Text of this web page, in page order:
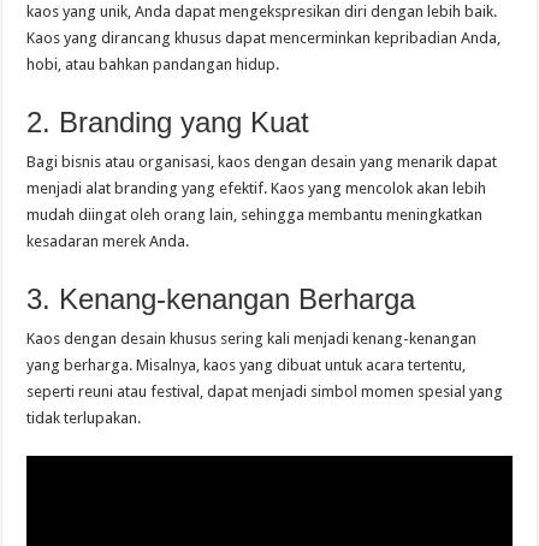
kaos yang unik, Anda dapat mengekspresikan diri dengan lebih baik.
Kaos yang dirancang khusus dapat mencerminkan kepribadian Anda,
hobi, atau bahkan pandangan hidup.
2. Branding yang Kuat
Bagi bisnis atau organisasi, kaos dengan desain yang menarik dapat
menjadi alat branding yang efektif. Kaos yang mencolok akan lebih
mudah diingat oleh orang lain, sehingga membantu meningkatkan
kesadaran merek Anda.
3. Kenang-kenangan Berharga
Kaos dengan desain khusus sering kali menjadi kenang-kenangan
yang berharga. Misalnya, kaos yang dibuat untuk acara tertentu,
seperti reuni atau festival, dapat menjadi simbol momen spesial yang
tidak terlupakan.